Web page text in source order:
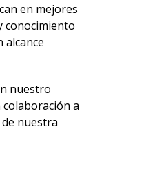
en mejores
conocimiento
alcance
nuestro
a
nuestra